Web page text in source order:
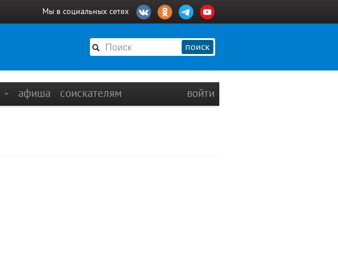
Мы в социальных сетях
поиск
афиша соискателям войти